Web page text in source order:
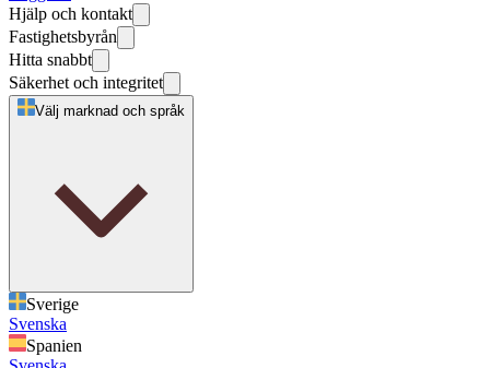
Hjälp och kontakt
Fastighetsbyrån
Hitta snabbt
Säkerhet och integritet
Välj marknad och språk
Sverige
Svenska
Spanien